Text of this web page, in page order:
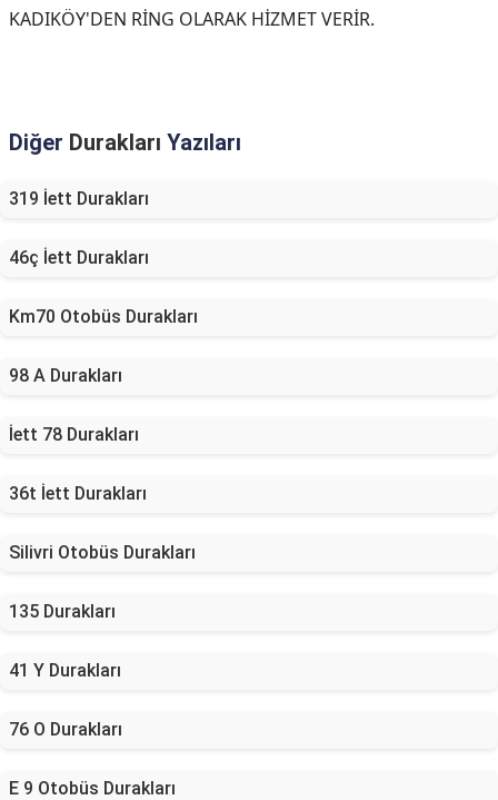
KADIKÖY'DEN RİNG OLARAK HİZMET VERİR.
Diğer Durakları Yazıları
319 İett Durakları
46ç İett Durakları
Km70 Otobüs Durakları
98 A Durakları
İett 78 Durakları
36t İett Durakları
Silivri Otobüs Durakları
135 Durakları
41 Y Durakları
76 O Durakları
E 9 Otobüs Durakları